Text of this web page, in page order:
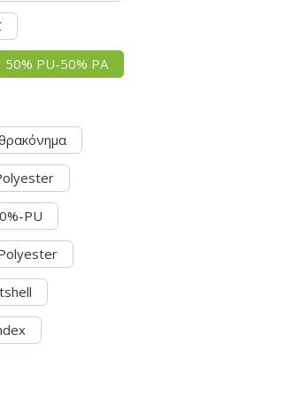
50% PU-50% PA
PU